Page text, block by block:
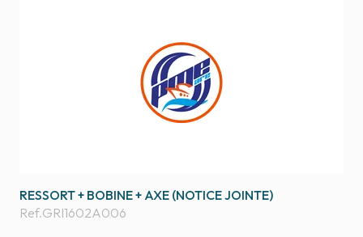
RESSORT + BOBINE + AXE (NOTICE JOINTE)
Ref.GRI1602A006